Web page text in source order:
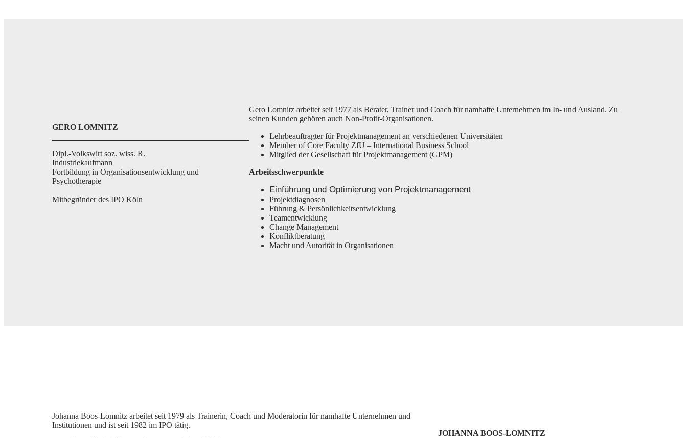
GERO LOMNITZ
Dipl.-Volkswirt soz. wiss. R.
Industriekaufmann
Fortbildung in Organisationsentwicklung und
Psychotherapie
Mitbegründer des IPO Köln
Gero Lomnitz arbeitet seit 1977 als Berater, Trainer und Coach für namhafte Unternehmen im In- und Ausland. Zu
seinen Kunden gehören auch Non-Profit-Organisationen.
Lehrbeauftragter für Projektmanagement an verschiedenen Universitäten
Member of Core Faculty ZfU – International Business School
Mitglied der Gesellschaft für Projektmanagement (GPM)
Arbeitsschwerpunkte
Einführung und Optimierung von Projektmanagement
Projektdiagnosen
Führung & Persönlichkeitsentwicklung
Teamentwicklung
Change Management
Konfliktberatung
Macht und Autorität in Organisationen
Johanna Boos-Lomnitz arbeitet seit 1979 als Trainerin, Coach und Moderatorin für namhafte Unternehmen und
Institutionen und ist seit 1982 im IPO tätig.
JOHANNA BOOS-LOMNITZ